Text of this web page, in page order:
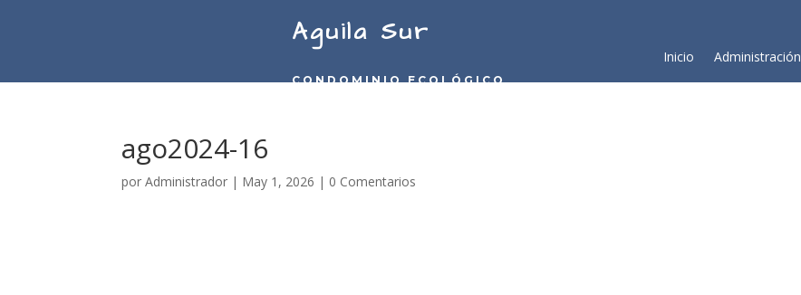
Aguila Sur
CONDOMINIO ECOLÓGICO
Inicio Administración
ago2024-16
porAdministrador | May 1, 2026 | 0 Comentarios